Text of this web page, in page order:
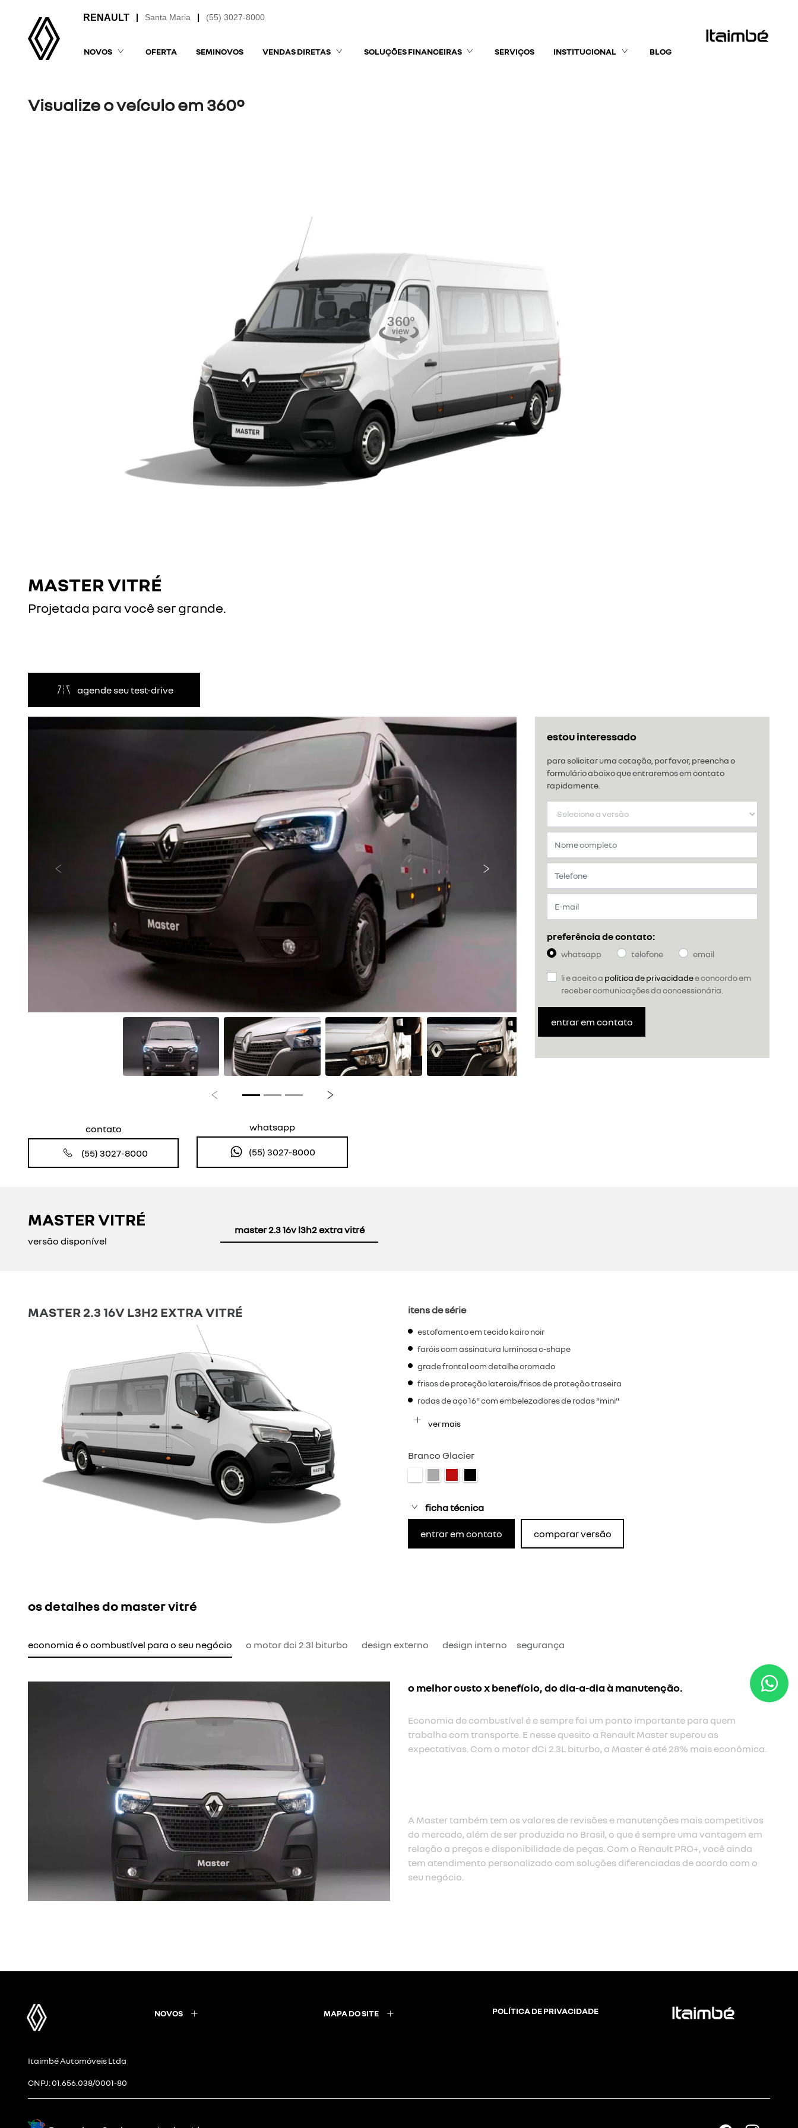
(55) 3027-8000
Santa Maria
NOVOS OFERTA SEMINOVOS VENDAS DIRETAS SOLUÇÕES FINANCEIRAS SERVIÇOS INSTITUCIONAL BLOG
Visualize o veículo em 360°
MASTER VITRÉ
Projetada para você ser grande.
agende seu test-drive
estou interessado
para solicitar uma cotação, por favor, preencha o
formulário abaixo que entraremos em contato
rapidamente.
preferência de contato:
whatsapp telefone email
li e aceito a política de privacidadee concordo em
receber comunicações da concessionária.
entrar em contato
Anterior Próximo
Anterior Próximo
contato
(55) 3027-8000
whatsapp
(55) 3027-8000
MASTER VITRÉ
versão disponível
master 2.3 16v l3h2 extra vitré
MASTER 2.3 16V L3H2 EXTRA VITRÉ itens de série
estofamento em tecido kairo noir
faróis com assinatura luminosa c-shape
grade frontal com detalhe cromado
frisos de proteção laterais/frisos de proteção traseira
rodas de aço 16" com embelezadores de rodas "mini"
ver mais
Branco Glacier
ficha técnica
entrar em contato comparar versão
os detalhes do master vitré
economia é o combustível para o seu negócio o motor dci 2.3l biturbo design externo design interno segurança
o melhor custo x benefício, do dia-a-dia à manutenção.
Economia de combustível é e sempre foi um ponto importante para quem
trabalha com transporte. E nesse quesito a Renault Master superou as
expectativas. Com o motor dCi 2.3L biturbo, a Master é até 28% mais econômica.​
A Master também tem os valores de revisões e manutenções mais competitivos
do mercado, além de ser produzida no Brasil, o que é sempre uma vantagem em
relação a preços e disponibilidade de peças. Com o Renault PRO+, você ainda
tem atendimento personalizado com soluções diferenciadas de acordo com o
seu negócio.
NOVOS MAPA DO SITE POLÍTICA DE PRIVACIDADE
Itaimbé Automóveis Ltda
CNPJ: 01.656.038/0001-80